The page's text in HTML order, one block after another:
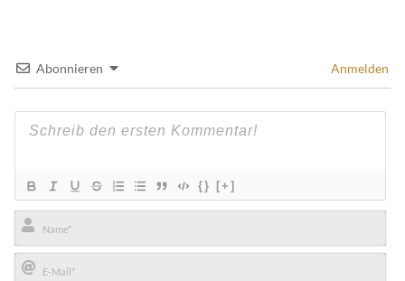
Abonnieren Anmelden
{} [+]
Name*